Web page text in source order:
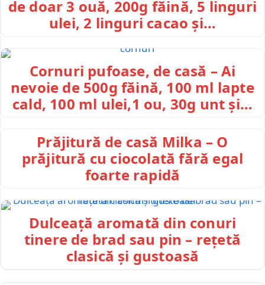
de doar 3 ouă, 200g făină, 5 linguri
ulei, 2 linguri cacao și…
Cornuri pufoase, de casă – Ai
nevoie de 500g făină, 100 ml lapte
cald, 100 ml ulei,1 ou, 30g unt și…
Prăjitură de casă Milka – O
prăjitură cu ciocolată fără egal
foarte rapidă
Dulceață aromată din conuri
tinere de brad sau pin – rețetă
clasică și gustoasă